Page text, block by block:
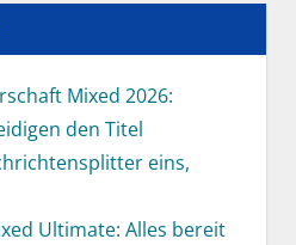
Mixed 2026:
den Titel
eins,
Ultimate: Alles bereit